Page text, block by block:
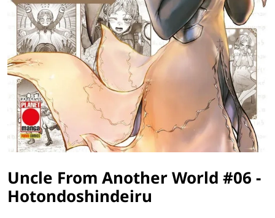
Uncle From Another World #06 -
Hotondoshindeiru